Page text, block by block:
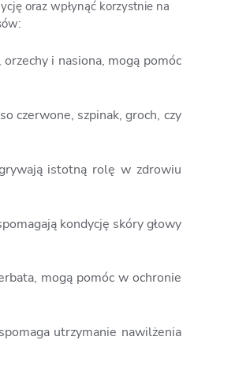
oraz wpłynąć korzystnie na
i nasiona, mogą pomóc
czerwone, szpinak, groch, czy
istotną rolę w zdrowiu
kondycję skóry głowy
mogą pomóc w ochronie
utrzymanie nawilżenia